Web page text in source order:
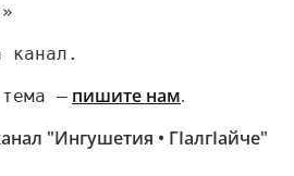
канал.
— пишите нам.
"Ингушетия • ГIалгIайче"